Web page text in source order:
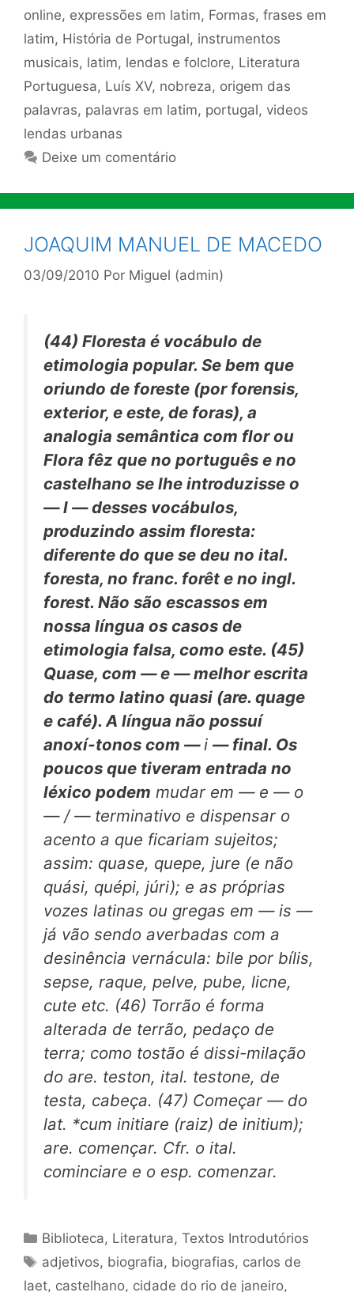
online, expressões em latim, Formas, frases em
latim, História de Portugal, instrumentos
musicais, latim, lendas e folclore, Literatura
Portuguesa, Luís XV, nobreza, origem das
palavras, palavras em latim, portugal, videos
lendas urbanas
Deixe um comentário
JOAQUIM MANUEL DE MACEDO
03/09/2010 Por Miguel (admin)
(44) Floresta é vocábulo de
etimologia popular. Se bem que
oriundo de foreste (por forensis,
exterior, e este, de foras), a
analogia semântica com florou
Flora fêz que no português e no
castelhano se lhe introduzisse o
—l —desses vocábulos,
produzindo assim floresta:
diferente do que se deu no ital.
foresta, no franc. forêt e no ingl.
forest. Não são escassos em
nossa língua os casos de
etimologia falsa, como este. (45)
Quase, com — e — melhor escrita
do termo latino quasi (are. quage
e café). A língua não possuí
anoxí-tonos com —i — final. Os
poucos que tiveram entrada no
léxico podem mudar em — e — o
— / — terminativo e dispensar o
acento a que ficariam sujeitos;
assim: quase, quepe, jure (e não
quási, quépi, júri); e as próprias
vozes latinas ou gregas em — is —
já vão sendo averbadas com a
desinência vernácula: bile por bílis,
sepse, raque, pelve, pube, licne,
cute etc. (46) Torrão é forma
alterada de terrão, pedaço de
terra; como tostão é dissi-milação
do are. teston, ital. testone, de
testa, cabeça. (47) Começar — do
lat. *cum initiare (raiz) de initium);
are. començar. Cfr. o ital.
cominciare e o esp. comenzar.
Categorias
Biblioteca, Literatura,Textos Introdutórios
Tags
adjetivos, biografia, biografias, carlos de
laet, castelhano, cidade do rio de janeiro,